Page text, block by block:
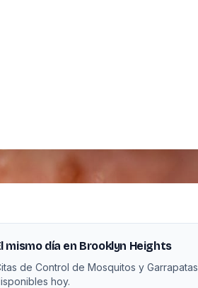
mismo día en Brooklyn Heights
de Control de Mosquitos y Garrapatas
hoy.